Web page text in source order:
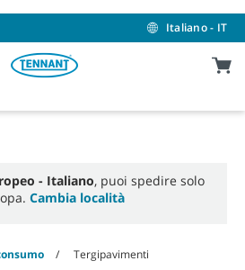
Italiano - IT
- Italiano, puoi spedire solo
Cambia località
Tergipavimenti